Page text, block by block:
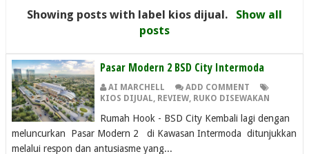
Showing posts with label kios dijual.
Show all
posts
Pasar Modern 2 BSD City Intermoda
AI MARCHELL
ADD COMMENT
KIOS DIJUAL, REVIEW, RUKO DISEWAKAN
Rumah Hook - BSD City Kembali lagi dengan
meluncurkan Pasar Modern 2 di Kawasan Intermoda ditunjukkan
melalui respon dan antusiasme yang...